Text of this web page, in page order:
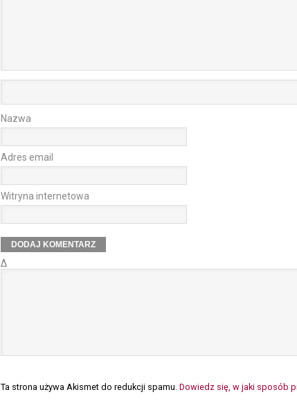
Nazwa
Adres email
Witryna internetowa
Δ
Ta strona używa Akismet do redukcji spamu. Dowiedz się, w jaki sposób